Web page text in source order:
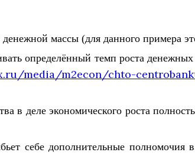
массы (для данного примера
определённый темп роста денежных
media/m2econ/chto-
в деле экономического роста
себе дополнительные полномочия